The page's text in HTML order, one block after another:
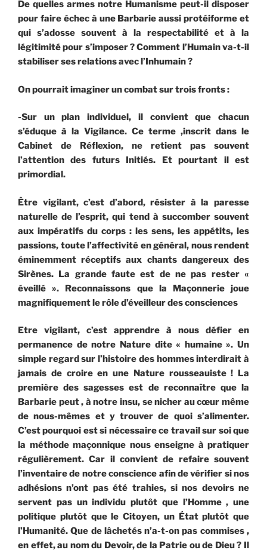
De quelles armes notre Humanisme peut-il disposer
pour faire échec à une Barbarie aussi protéiforme et
qui s’adosse souvent à la respectabilité et à la
légitimité pour s’imposer ? Comment l’Humain va-t-il
stabiliser ses relations avec l’Inhumain ?
On pourrait imaginer un combat sur trois fronts :
-Sur un plan individuel, il convient que chacun
s’éduque à la Vigilance. Ce terme ,inscrit dans le
Cabinet de Réflexion, ne retient pas souvent
l’attention des futurs Initiés. Et pourtant il est
primordial.
Être vigilant, c’est d’abord, résister à la paresse
naturelle de l’esprit, qui tend à succomber souvent
aux impératifs du corps : les sens, les appétits, les
passions, toute l’affectivité en général, nous rendent
éminemment réceptifs aux chants dangereux des
Sirènes. La grande faute est de ne pas rester «
éveillé ». Reconnaissons que la Maçonnerie joue
magnifiquement le rôle d’éveilleur des consciences
Etre vigilant, c’est apprendre à nous défier en
permanence de notre Nature dite « humaine ». Un
simple regard sur l’histoire des hommes interdirait à
jamais de croire en une Nature rousseauiste ! La
première des sagesses est de reconnaître que la
Barbarie peut , à notre insu, se nicher au cœur même
de nous-mêmes et y trouver de quoi s’alimenter.
C’est pourquoi est si nécessaire ce travail sur soi que
la méthode maçonnique nous enseigne à pratiquer
régulièrement. Car il convient de refaire souvent
l’inventaire de notre conscience afin de vérifier si nos
adhésions n’ont pas été trahies, si nos devoirs ne
servent pas un individu plutôt que l’Homme , une
politique plutôt que le Citoyen, un État plutôt que
l’Humanité. Que de lâchetés n’a-t-on pas commises ,
en effet, au nom du Devoir, de la Patrie ou de Dieu ? Il